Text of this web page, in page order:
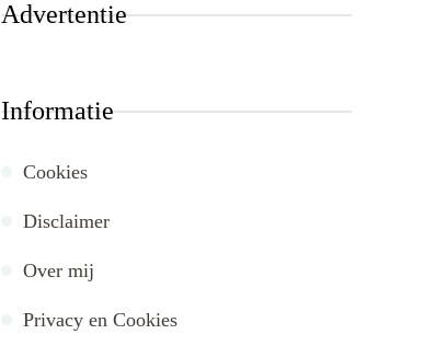
Advertentie
Informatie
Cookies
Disclaimer
Over mij
Privacy en Cookies